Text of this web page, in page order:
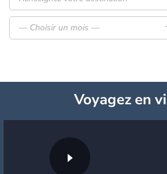
— Choisir un mois —
Voyagezen